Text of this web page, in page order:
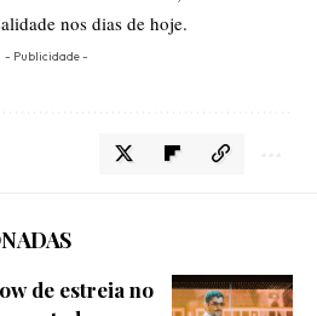
nos dias de hoje.
- Publicidade -
de estreia no